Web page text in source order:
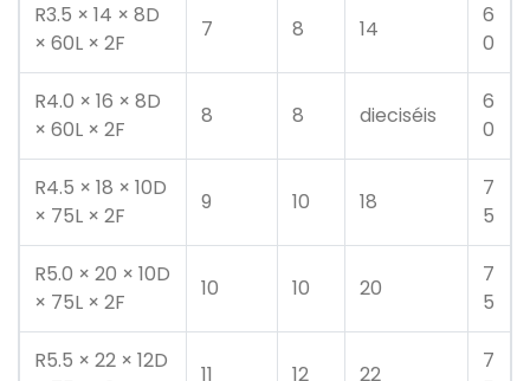
R3.5 × 14 × 8D
× 60L × 2F
7 8 14
6
0
R4.0 × 16 × 8D
× 60L × 2F
8 8 dieciséis
6
0
R4.5 × 18 × 10D
× 75L × 2F
9 10 18
7
5
R5.0 × 20 × 10D
× 75L × 2F
10 10 20
7
5
R5.5 × 22 × 12D
11 12 22
7